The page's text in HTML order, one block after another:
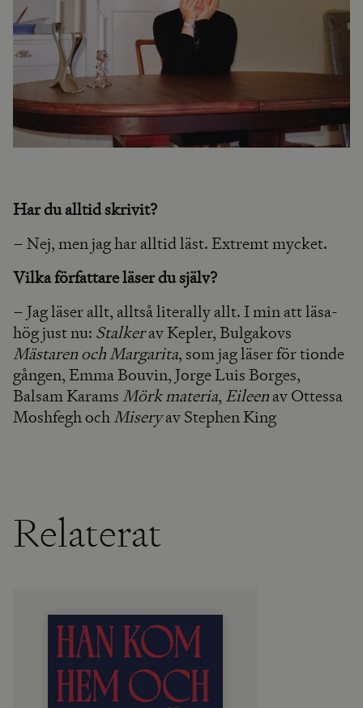
Har du alltid skrivit?
– Nej, men jag har alltid läst. Extremt mycket.
Vilka författare läser du själv?
– Jag läser allt, alltså literally allt. I min att läsa-
hög just nu: Stalkerav Kepler, Bulgakovs
Mästaren och Margarita, som jag läser för tionde
gången, Emma Bouvin, Jorge Luis Borges,
Balsam Karams Mörk materia, Eileen av Ottessa
Moshfegh ochMiseryav Stephen King
Relaterat